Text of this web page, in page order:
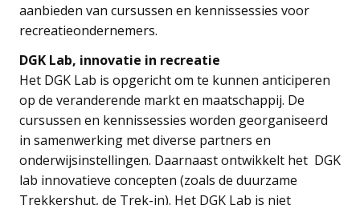
aanbieden van cursussen en kennissessies voor
recreatieondernemers.
DGK Lab, innovatie in recreatie
Het DGK Lab is opgericht om te kunnen anticiperen
op de veranderende markt en maatschappij. De
cursussen en kennissessies worden georganiseerd
in samenwerking met diverse partners en
onderwijsinstellingen. Daarnaast ontwikkelt het DGK
lab innovatieve concepten (zoals de duurzame
Trekkershut, de Trek-in). Het DGK Lab is niet